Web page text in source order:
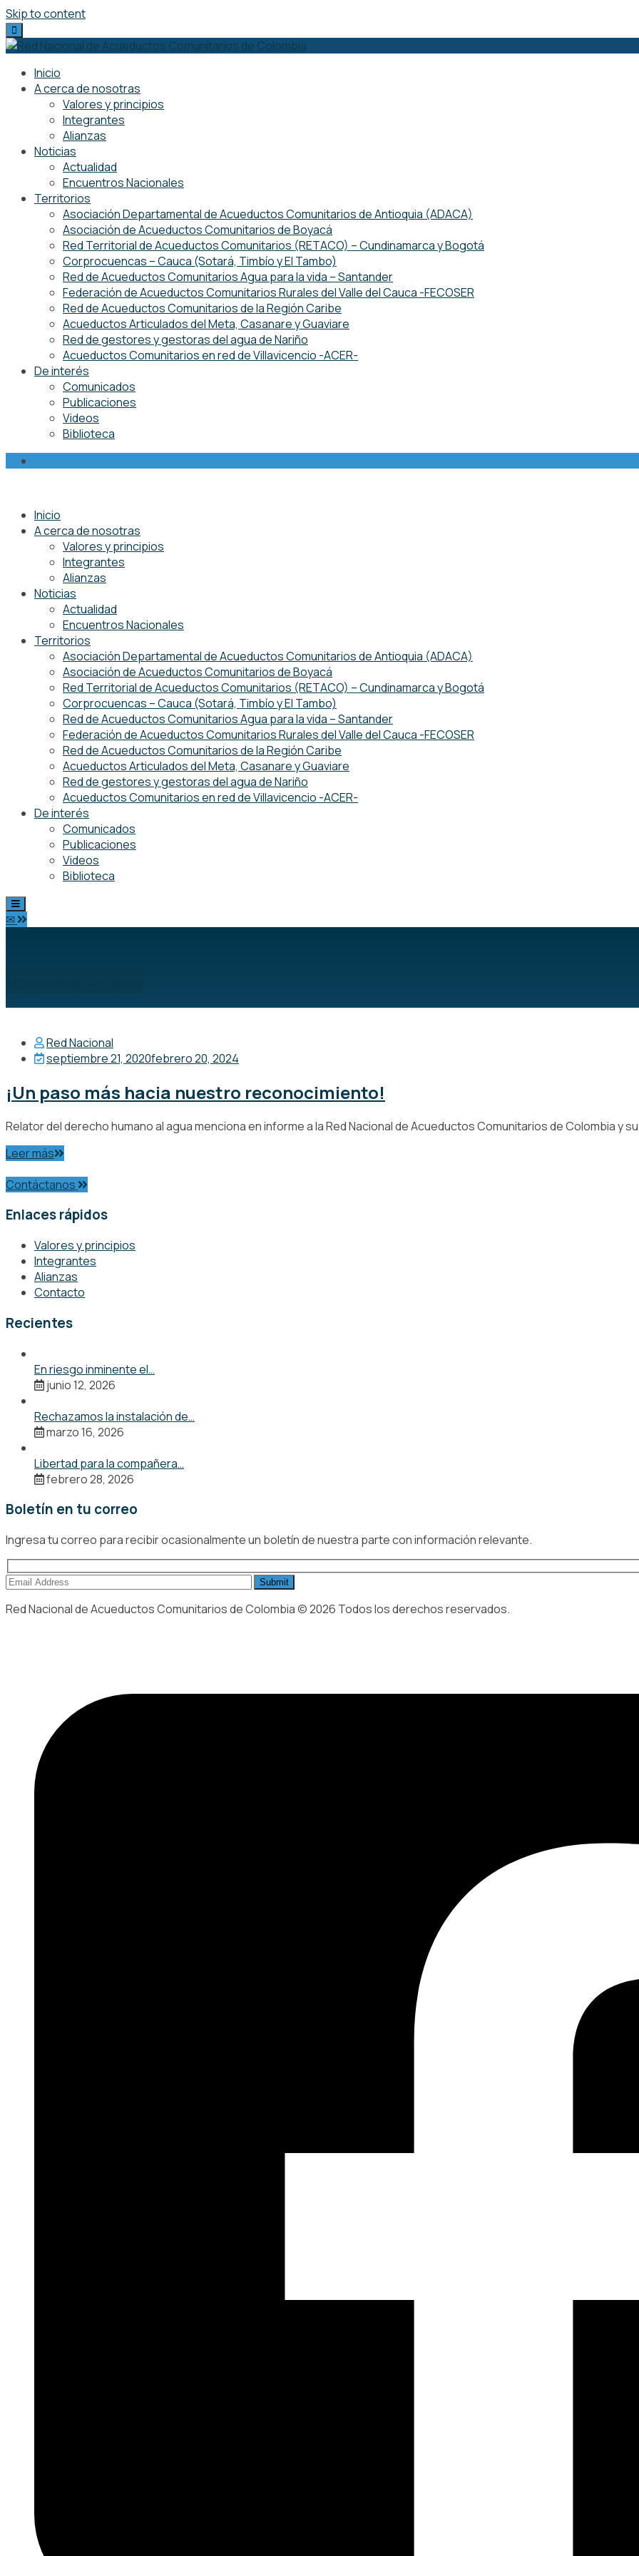
Skip to content
Inicio
A cerca de nosotras
Valores y principios
Integrantes
Alianzas
Noticias
Actualidad
Encuentros Nacionales
Territorios
Asociación Departamental de Acueductos Comunitarios de Antioquia (ADACA)
Asociación de Acueductos Comunitarios de Boyacá
Red Territorial de Acueductos Comunitarios (RETACO) – Cundinamarca y Bogotá
Corprocuencas – Cauca (Sotará, Timbío y El Tambo)
Red de Acueductos Comunitarios Agua para la vida – Santander
Federación de Acueductos Comunitarios Rurales del Valle del Cauca -FECOSER
Red de Acueductos Comunitarios de la Región Caribe
Acueductos Articulados del Meta, Casanare y Guaviare
Red de gestores y gestoras del agua de Nariño
Acueductos Comunitarios en red de Villavicencio -ACER-
De interés
Comunicados
Publicaciones
Videos
Biblioteca
Inicio
A cerca de nosotras
Valores y principios
Integrantes
Alianzas
Noticias
Actualidad
Encuentros Nacionales
Territorios
Asociación Departamental de Acueductos Comunitarios de Antioquia (ADACA)
Asociación de Acueductos Comunitarios de Boyacá
Red Territorial de Acueductos Comunitarios (RETACO) – Cundinamarca y Bogotá
Corprocuencas – Cauca (Sotará, Timbío y El Tambo)
Red de Acueductos Comunitarios Agua para la vida – Santander
Federación de Acueductos Comunitarios Rurales del Valle del Cauca -FECOSER
Red de Acueductos Comunitarios de la Región Caribe
Acueductos Articulados del Meta, Casanare y Guaviare
Red de gestores y gestoras del agua de Nariño
Acueductos Comunitarios en red de Villavicencio -ACER-
De interés
Comunicados
Publicaciones
Videos
Biblioteca
✉
Red Nacional
septiembre 21, 2020febrero 20, 2024
¡Un paso más hacia nuestro reconocimiento!
Relator del derecho humano al agua menciona en informe a la Red Nacional de Acueductos Comunitarios de Colombia y
Leer más
Contáctanos
Enlaces rápidos
Valores y principios
Integrantes
Alianzas
Contacto
Recientes
En riesgo inminente el…
junio 12, 2026
Rechazamos la instalación de…
marzo 16, 2026
Libertad para la compañera…
febrero 28, 2026
Boletín en tu correo
Ingresa tu correo para recibir ocasionalmente un boletín de nuestra parte con información relevante.
Red Nacional de Acueductos Comunitarios de Colombia © 2026 Todos los derechos reservados.